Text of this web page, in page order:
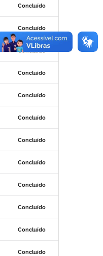
Concluído
Concluído
Concluído
Concluído
Concluído
Concluído
Concluído
Concluído
Concluído
Concluído
Concluído
Concluído